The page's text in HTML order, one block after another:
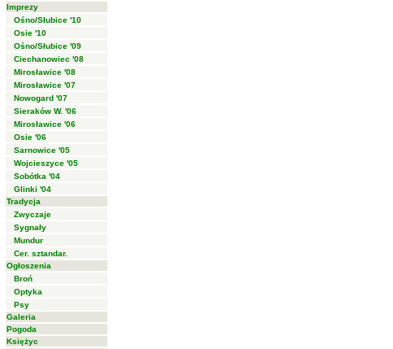
Imprezy
Ośno/Słubice '10
Osie '10
Ośno/Słubice '09
Ciechanowiec '08
Mirosławice '08
Mirosławice '07
Nowogard '07
Sieraków W. '06
Mirosławice '06
Osie '06
Sarnowice '05
Wojcieszyce '05
Sobótka '04
Glinki '04
Tradycja
Zwyczaje
Sygnały
Mundur
Cer. sztandar.
Ogłoszenia
Broń
Optyka
Psy
Galeria
Pogoda
Księżyc